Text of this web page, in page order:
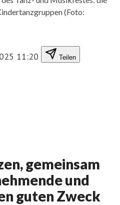
(Foto:
11:20 Teilen
gemeinsam
und
guten Zweck